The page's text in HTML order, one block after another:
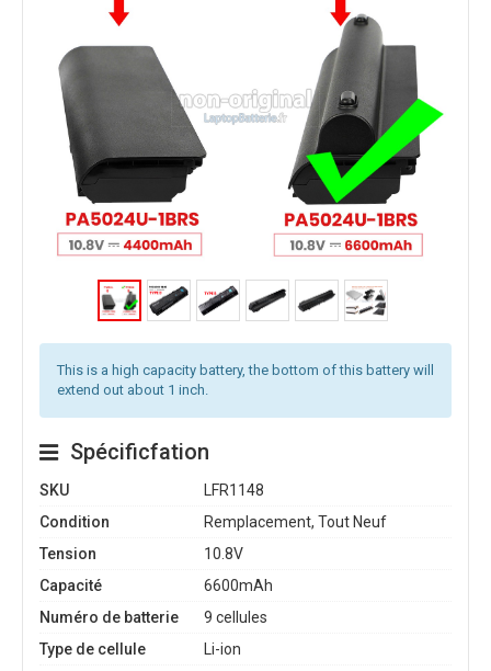
This is a high capacity battery, the bottom of this battery will
extend out about 1 inch.
Spécificfation
SKU
LFR1148
Condition
Remplacement, Tout Neuf
Tension
10.8V
Capacité
6600mAh
Numéro de batterie
9 cellules
Type de cellule
Li-ion